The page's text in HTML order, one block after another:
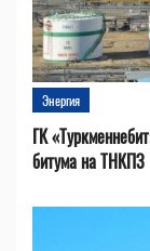
Энергия
ГК
битума на ТНКПЗ